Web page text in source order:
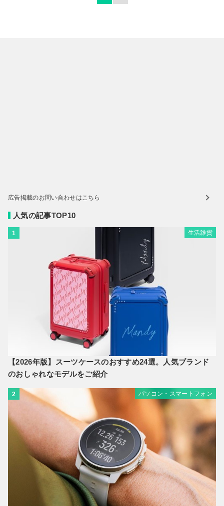
広告掲載のお問い合わせはこちら
人気の記事TOP10
1 生活雑貨
【2026年版】スーツケースのおすすめ24選。人気ブランド
のおしゃれなモデルをご紹介
2 パソコン・スマートフォン